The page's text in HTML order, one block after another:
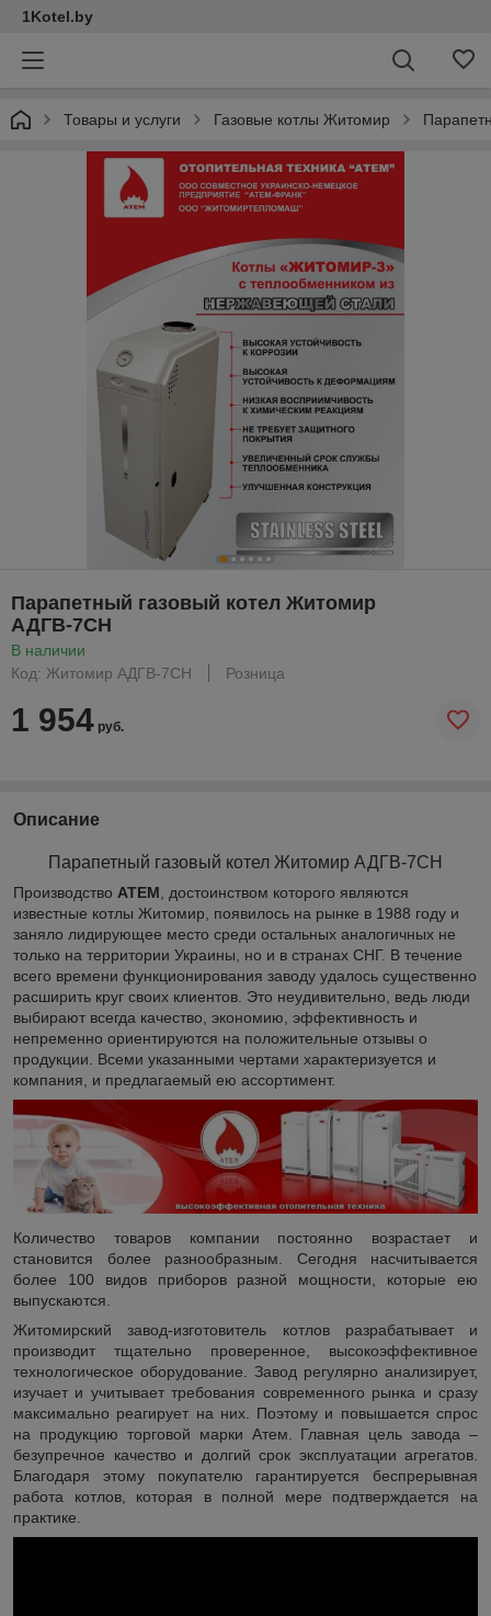
1Kotel.by
Товары и услуги Газовые котлы Житомир
Парапетный газовый котел Житомир
АДГВ-7СН
В наличии
Код: Житомир АДГВ-7СН
Розница
1 954 руб.
Описание
Парапетный газовый котел Житомир АДГВ-7СН
Производство АТЕМ , достоинством которого являются
известные котлы Житомир, появилось на рынке в 1988 году и
заняло лидирующее место среди остальных аналогичных не
только на территории Украины, но и в странах СНГ. В течение
всего времени функционирования заводу удалось существенно
расширить круг своих клиентов. Это неудивительно, ведь люди
выбирают всегда качество, экономию, эффективность и
непременно ориентируются на положительные отзывы о
продукции. Всеми указанными чертами характеризуется и
компания, и предлагаемый ею ассортимент.
Количество товаров компании постоянно возрастает и
становится более разнообразным. Сегодня насчитывается
более 100 видов приборов разной мощности, которые ею
выпускаются.
Житомирский завод-изготовитель котлов разрабатывает и
производит тщательно проверенное, высокоэффективное
технологическое оборудование. Завод регулярно анализирует,
изучает и учитывает требования современного рынка и сразу
максимально реагирует на них. Поэтому и повышается спрос
на продукцию торговой марки Атем. Главная цель завода –
безупречное качество и долгий срок эксплуатации агрегатов.
Благодаря этому покупателю гарантируется беспрерывная
работа котлов, которая в полной мере подтверждается на
практике.